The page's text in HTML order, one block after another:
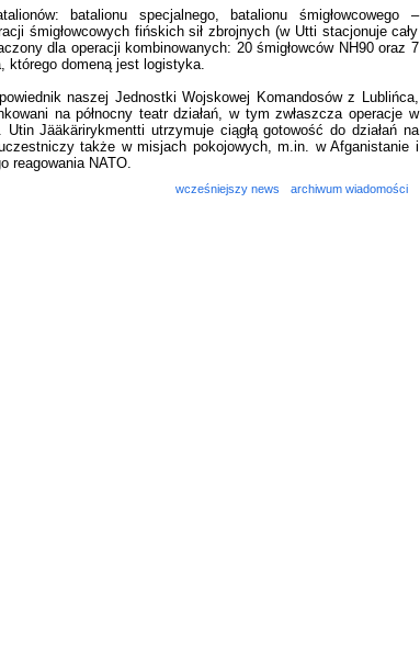
batalionu specjalnego, batalionu śmigłowcowego –
śmigłowcowych fińskich sił zbrojnych (w Utti stacjonuje cały
dla operacji kombinowanych: 20 śmigłowców NH90 oraz 7
którego domeną jest logistyka.
naszej Jednostki Wojskowej Komandosów z Lublińca,
na północny teatr działań, w tym zwłaszcza operacje w
Jääkärirykmentti utrzymuje ciągłą gotowość do działań na
także w misjach pokojowych, m.in. w Afganistanie i
reagowania NATO.
wcześniejszy news archiwum wiadomości